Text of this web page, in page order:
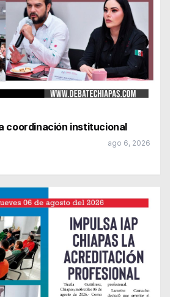
coordinación institucional
ago 6, 2026